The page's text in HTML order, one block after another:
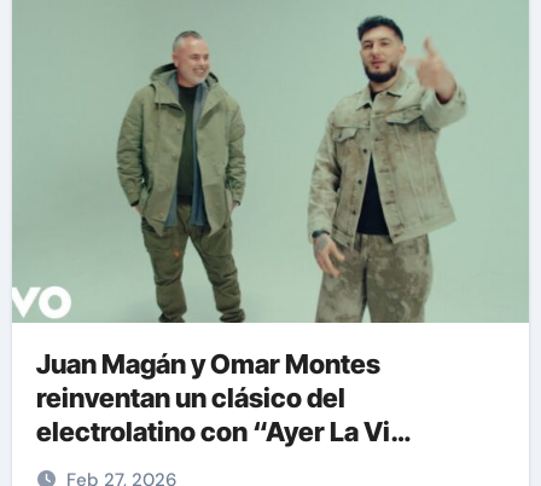
Juan Magán y Omar Montes
reinventan un clásico del
electrolatino con “Ayer La Vi
(BPA26)”
Feb 27, 2026